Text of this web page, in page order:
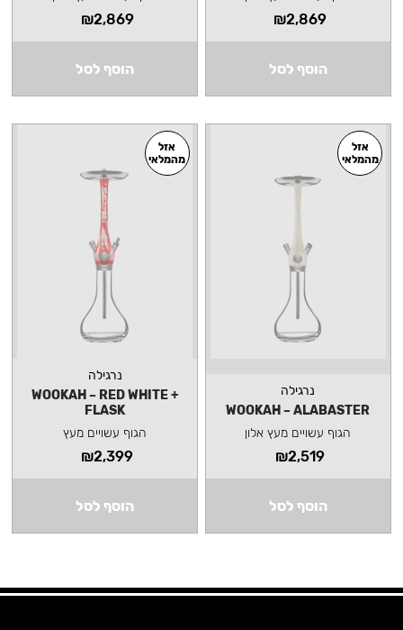
₪2,869
הוסף לסל
₪2,869
הוסף לסל
אזל
מהמלאי
נרגילה
WOOKAH – ALABASTER
הגוף עשויים מעץ אלון
₪2,519
הוסף לסל
אזל
מהמלאי
נרגילה
WOOKAH – RED WHITE +
FLASK
הגוף עשויים מעץ
₪2,399
הוסף לסל
•RELAX, KAPARA •RELAX, KAPARA •